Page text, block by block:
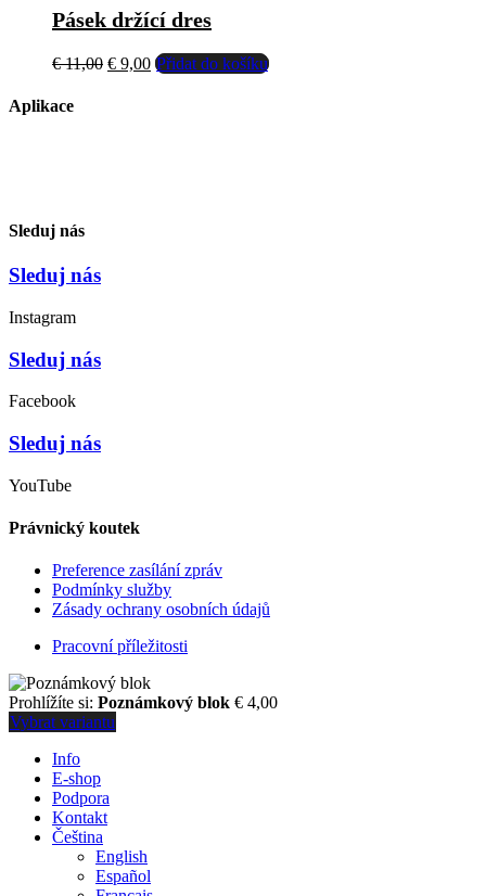
Pásek držící dres
€11,00 Původní
€ 9,00Aktuální
Přidat do košíku
Aplikace
Sleduj nás
Sleduj nás
Instagram
Sleduj nás
Facebook
Sleduj nás
YouTube
Právnický koutek
Preference zasílání zpráv
Podmínky služby
Zásady ochrany osobních údajů
Pracovní příležitosti
Prohlížíte si: Poznámkový blok € 4,00
Vybrat variantu
Info
E-shop
Podpora
Kontakt
Čeština
English
Español